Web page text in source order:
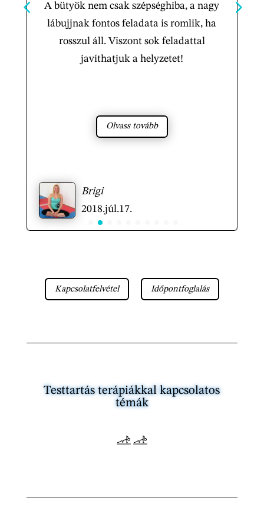
A bütyök nem csak szépséghiba, a nagy
lábujjnak fontos feladata is romlik, ha
rosszul áll. Viszont sok feladattal
javíthatjuk a helyzetet!
Olvass tovább
Brigi
2018.júl.17.
Kapcsolatfelvétel Időpontfoglalás
Testtartás terápiákkal kapcsolatos
témák